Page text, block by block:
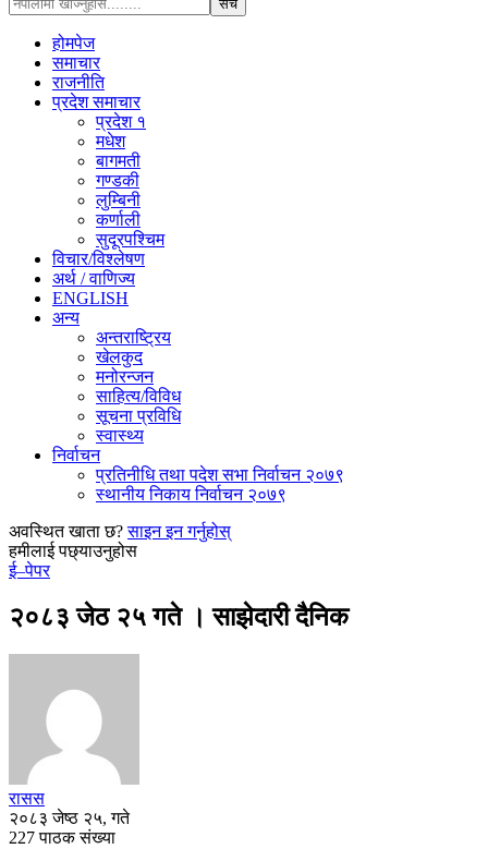
होमपेज
समाचार
राजनीति
प्रदेश समाचार
प्रदेश १
मधेश
बागमती
गण्डकी
लुम्बिनी
कर्णाली
सुदूरपश्चिम
विचार/विश्‍लेषण
अर्थ / वाणिज्य
ENGLISH
अन्य
अन्तराष्ट्रिय
खेलकुद
मनोरन्जन
साहित्य/विविध
सूचना प्रविधि
स्वास्थ्य
निर्वाचन
प्रतिनीधि तथा पदेश सभा निर्वाचन २०७९
स्थानीय निकाय निर्वाचन २०७९
अवस्थित खाता छ? साइन इन गर्नुहोस्
हमीलाई पछ्याउनुहोस
ई–पेपर
२०८३ जेठ २५ गते । साझेदारी दैनिक
रासस
२०८३ जेष्ठ २५, गते
227 पाठक संख्या